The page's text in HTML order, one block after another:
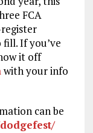
FCA
If you’ve
it off
with your info
can be